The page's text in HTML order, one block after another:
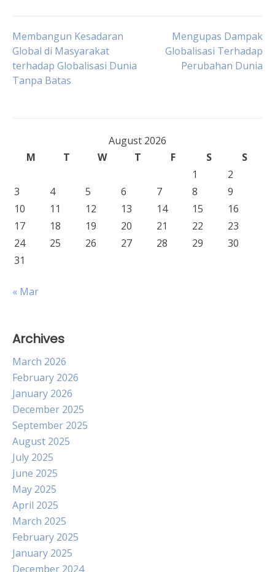
Post
navigation
Membangun Kesadaran
Global di Masyarakat
terhadap Globalisasi Dunia
Tanpa Batas
Mengupas Dampak
Globalisasi Terhadap
Perubahan Dunia
August 2026
M
T W T F S
S
1
2
3
4 5 6 7 8
9
10
11 12 13 14 15
16
17
18 19 20 21 22
23
24
25 26 27 28 29
30
31
« Mar
Archives
March 2026
February 2026
January 2026
December 2025
September 2025
August 2025
July 2025
June 2025
May 2025
April 2025
March 2025
February 2025
January 2025
December 2024